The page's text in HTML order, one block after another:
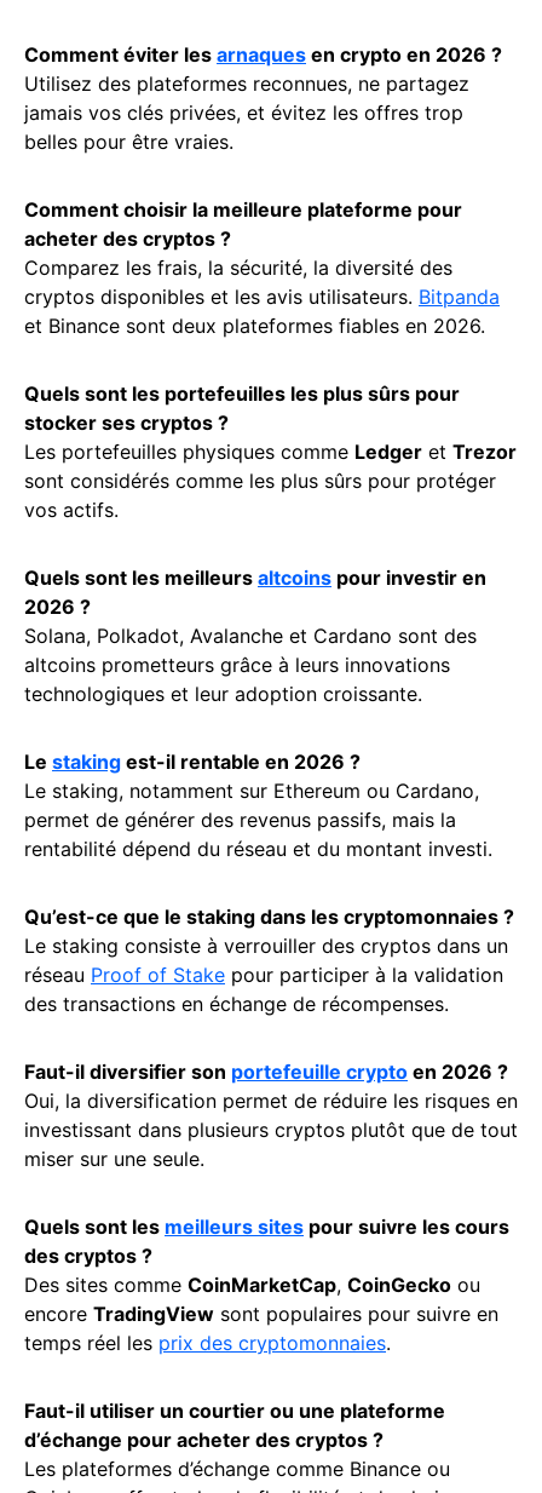
Comment éviter les arnaques en crypto en 2026 ?
Utilisez des plateformes reconnues, ne partagez
jamais vos clés privées, et évitez les offres trop
belles pour être vraies.
Comment choisir la meilleure plateforme pour
acheter des cryptos ?
Comparez les frais, la sécurité, la diversité des
cryptos disponibles et les avis utilisateurs. Bitpanda
et Binance sont deux plateformes fiables en 2026.
Quels sont les portefeuilles les plus sûrs pour
stocker ses cryptos ?
Les portefeuilles physiques comme Ledger et Trezor
sont considérés comme les plus sûrs pour protéger
vos actifs.
Quels sont les meilleurs altcoins pour investir en
2026 ?
Solana, Polkadot, Avalanche et Cardano sont des
altcoins prometteurs grâce à leurs innovations
technologiques et leur adoption croissante.
Le staking est-il rentable en 2026 ?
Le staking, notamment sur Ethereum ou Cardano,
permet de générer des revenus passifs, mais la
rentabilité dépend du réseau et du montant investi.
Qu’est-ce que le staking dans les cryptomonnaies ?
Le staking consiste à verrouiller des cryptos dans un
réseau Proof of Stake pour participer à la validation
des transactions en échange de récompenses.
Faut-il diversifier son portefeuille crypto en 2026 ?
Oui, la diversification permet de réduire les risques en
investissant dans plusieurs cryptos plutôt que de tout
miser sur une seule.
Quels sont les meilleurs sites pour suivre les cours
des cryptos ?
Des sites comme CoinMarketCap, CoinGecko ou
encore TradingView sont populaires pour suivre en
temps réel les prix des cryptomonnaies.
Faut-il utiliser un courtier ou une plateforme
d’échange pour acheter des cryptos ?
Les plateformes d’échange comme Binance ou